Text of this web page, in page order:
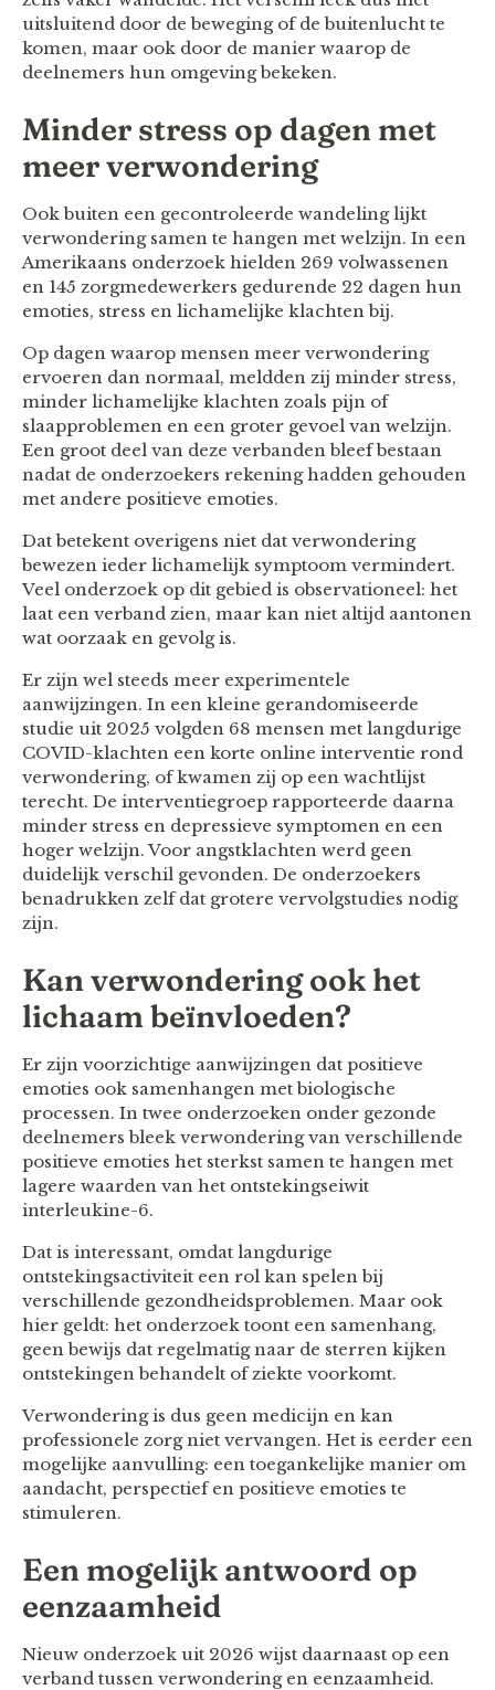
uitsluitend door de beweging of de buitenlucht te
komen, maar ook door de manier waarop de
deelnemers hun omgeving bekeken.
Minder stress op dagen met
meer verwondering
Ook buiten een gecontroleerde wandeling lijkt
verwondering samen te hangen met welzijn. In een
Amerikaans onderzoek hielden 269 volwassenen
en 145 zorgmedewerkers gedurende 22 dagen hun
emoties, stress en lichamelijke klachten bij.
Op dagen waarop mensen meer verwondering
ervoeren dan normaal, meldden zij minder stress,
minder lichamelijke klachten zoals pijn of
slaapproblemen en een groter gevoel van welzijn.
Een groot deel van deze verbanden bleef bestaan
nadat de onderzoekers rekening hadden gehouden
met andere positieve emoties.
Dat betekent overigens niet dat verwondering
bewezen ieder lichamelijk symptoom vermindert.
Veel onderzoek op dit gebied is observationeel: het
laat een verband zien, maar kan niet altijd aantonen
wat oorzaak en gevolg is.
Er zijn wel steeds meer experimentele
aanwijzingen. In een kleine gerandomiseerde
studie uit 2025 volgden 68 mensen met langdurige
COVID-klachten een korte online interventie rond
verwondering, of kwamen zij op een wachtlijst
terecht. De interventiegroep rapporteerde daarna
minder stress en depressieve symptomen en een
hoger welzijn. Voor angstklachten werd geen
duidelijk verschil gevonden. De onderzoekers
benadrukken zelf dat grotere vervolgstudies nodig
zijn.
Kan verwondering ook het
lichaam beïnvloeden?
Er zijn voorzichtige aanwijzingen dat positieve
emoties ook samenhangen met biologische
processen. In twee onderzoeken onder gezonde
deelnemers bleek verwondering van verschillende
positieve emoties het sterkst samen te hangen met
lagere waarden van het ontstekingseiwit
interleukine-6.
Dat is interessant, omdat langdurige
ontstekingsactiviteit een rol kan spelen bij
verschillende gezondheidsproblemen. Maar ook
hier geldt: het onderzoek toont een samenhang,
geen bewijs dat regelmatig naar de sterren kijken
ontstekingen behandelt of ziekte voorkomt.
Verwondering is dus geen medicijn en kan
professionele zorg niet vervangen. Het is eerder een
mogelijke aanvulling: een toegankelijke manier om
aandacht, perspectief en positieve emoties te
stimuleren.
Een mogelijk antwoord op
eenzaamheid
Nieuw onderzoek uit 2026 wijst daarnaast op een
verband tussen verwondering en eenzaamheid.